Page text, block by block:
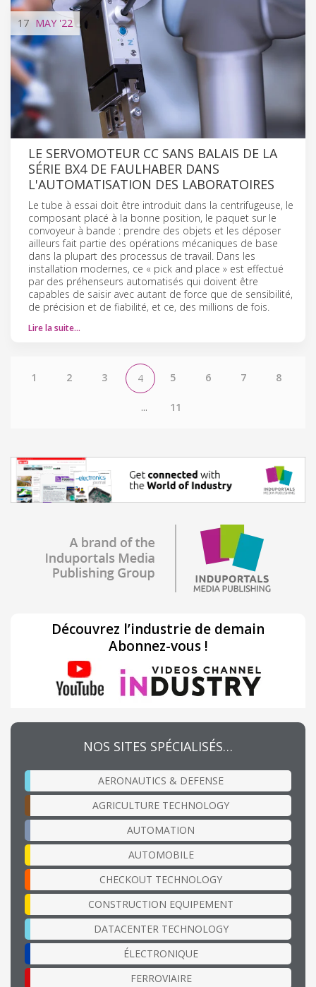
17 MAY '22
LE SERVOMOTEUR CC SANS BALAIS DE LA
SÉRIE BX4 DE FAULHABER DANS
L'AUTOMATISATION DES LABORATOIRES
Le tube à essai doit être introduit dans la centrifugeuse, le
composant placé à la bonne position, le paquet sur le
convoyeur à bande : prendre des objets et les déposer
ailleurs fait partie des opérations mécaniques de base
dans la plupart des processus de travail. Dans les
installation modernes, ce « pick and place » est effectué
par des préhenseurs automatisés qui doivent être
capables de saisir avec autant de force que de sensibilité,
de précision et de fiabilité, et ce, des millions de fois.
Lire la suite…
1 2 3 4 5 6 7 8
... 11
Découvrez l’industrie de demain
Abonnez-vous !
NOS SITES SPÉCIALISÉS…
AERONAUTICS & DEFENSE
AGRICULTURE TECHNOLOGY
AUTOMATION
AUTOMOBILE
CHECKOUT TECHNOLOGY
CONSTRUCTION EQUIPEMENT
DATACENTER TECHNOLOGY
ÉLECTRONIQUE
FERROVIAIRE